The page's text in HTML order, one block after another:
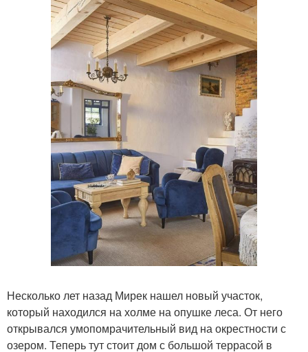
Несколько лет назад Мирек нашел новый участок,
который находился на холме на опушке леса. От него
открывался умопомрачительный вид на окрестности с
озером. Теперь тут стоит дом с большой террасой в